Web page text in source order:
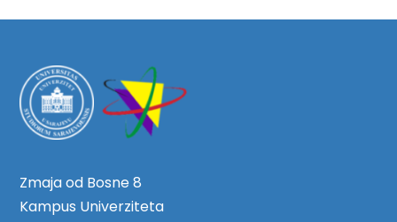
Zmaja od Bosne 8
Kampus Univerziteta